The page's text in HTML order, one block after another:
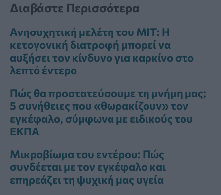
Διαβάστε Περισσότερα
Ανησυχητική μελέτη του MIT: Η
κετογονική διατροφή μπορεί να
αυξήσει τον κίνδυνο για καρκίνο στο
λεπτό έντερο
Πώς θα προστατεύσουμε τη μνήμη μας;
5 συνήθειες που «θωρακίζουν» τον
εγκέφαλο, σύμφωνα με ειδικούς του
ΕΚΠΑ
Μικροβίωμα του εντέρου: Πώς
συνδέεται με τον εγκέφαλο και
επηρεάζει τη ψυχική μας υγεία